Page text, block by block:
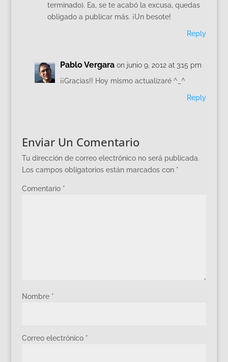
terminado). Ea, se te acabó la excusa, quedas
obligado a publicar más. ¡Un besote!
Reply
Pablo Vergara on junio 9, 2012 at 3:15 pm
¡¡Gracias!! Hoy mismo actualizaré ^_^
Reply
Enviar Un Comentario
Tu dirección de correo electrónico no será publicada.
Los campos obligatorios están marcados con *
Comentario *
Nombre *
Correo electrónico *